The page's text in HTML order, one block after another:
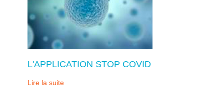
L'APPLICATION STOP COVID
Lire la suite